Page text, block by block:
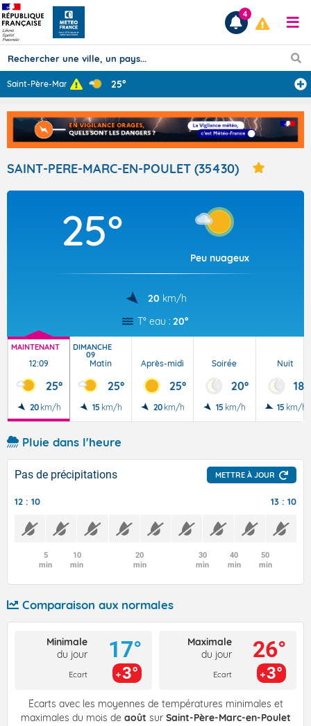
Prévisions
TOUS LES RÉSULTATS
Articles
4
Saint-Père-Marc... 25°
SAINT-PERE-MARC-EN-POULET (35430)
25°
Peu nuageux
20 km/h
T° eau : 20°
MAINTENANT
12:09
25°
20 km/h
DIMANCHE
09
Matin
25°
15 km/h
Après-midi
25°
20 km/h
Soirée
20°
15 km/h
Nuit
18°
15 km/h
Pluie dans l'heure
Pas de précipitations METTRE À JOUR
12 : 10 13 : 10
5
min
10
min
20
min
30
min
40
min
50
min
Comparaison aux normales
Minimale
du jour
Ecart
17°
3°
Maximale
du jour
Ecart
26°
3°
Écarts avec les moyennes de températures minimales et
maximales du mois de août sur Saint-Père-Marc-en-Poulet